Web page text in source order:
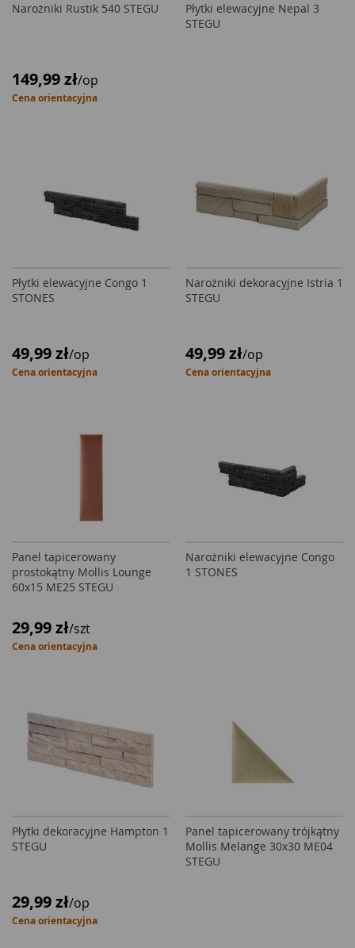
Narożniki Rustik 540 STEGU
149,99 zł/op
Cena orientacyjna
Płytki elewacyjne Nepal 3
STEGU
Płytki elewacyjne Congo 1
STONES
49,99 zł/op
Cena orientacyjna
Narożniki dekoracyjne Istria 1
STEGU
49,99 zł/op
Cena orientacyjna
Panel tapicerowany
prostokątny Mollis Lounge
60x15 ME25 STEGU
29,99 zł/szt
Cena orientacyjna
Narożniki elewacyjne Congo
1 STONES
Płytki dekoracyjne Hampton 1
STEGU
29,99 zł/op
Cena orientacyjna
Panel tapicerowany trójkątny
Mollis Melange 30x30 ME04
STEGU